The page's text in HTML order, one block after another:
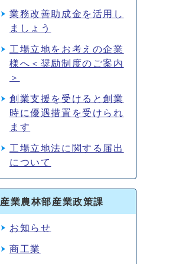
業務改善助成金を活用し
ましょう
工場立地をお考えの企業
様へ＜奨励制度のご案内
＞
創業支援を受けると創業
時に優遇措置を受けられ
ます
工場立地法に関する届出
について
産業農林部産業政策課
お知らせ
商工業